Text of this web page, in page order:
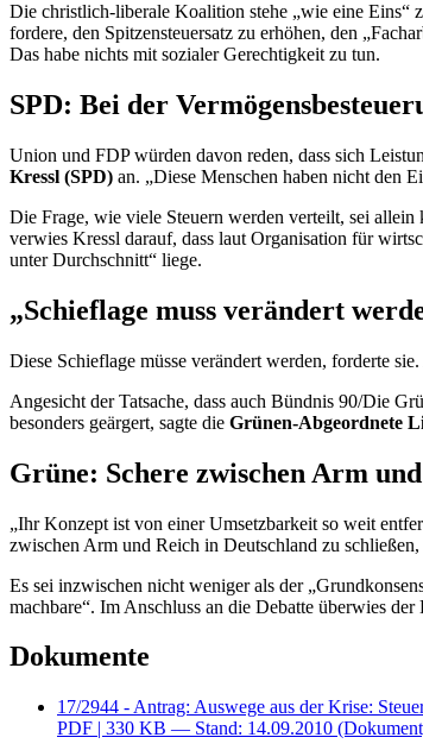
Die christlich-liberale Koalition stehe „wie eine Eins“
fordere, den Spitzensteuersatz zu erhöhen, den
Das habe nichts mit sozialer Gerechtigkeit zu tun.
SPD: Bei der
Union und FDP würden davon reden, dass sich
Kressl (SPD) an. „Diese Menschen haben nicht den
Die Frage, wie viele Steuern werden verteilt, sei
verwies Kressl darauf, dass laut Organisation für
unter Durchschnitt“ liege.
„Schieflage muss verändert
Diese Schieflage müsse verändert werden, forderte
Angesicht der Tatsache, dass auch Bündnis 90/Die
besonders geärgert, sagte die Grünen-Abgeordnete
Grüne: Schere zwischen Arm
„Ihr Konzept ist von einer Umsetzbarkeit so weit
zwischen Arm und Reich in Deutschland zu
Es sei inzwischen nicht weniger als der
machbare“. Im Anschluss an die Debatte überwies
Dokumente
17/2944 - Antrag: Auswege aus der Krise:
PDF | 330 KB — Stand: 14.09.2010